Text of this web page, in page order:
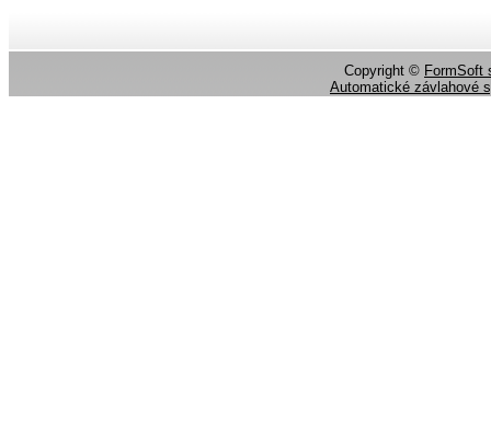
Copyright © FormSoft
Automatické závlahové